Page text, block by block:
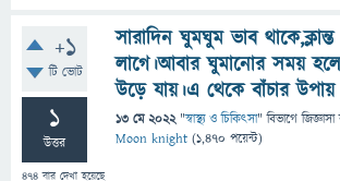
+1
টি ভোট
1
উত্তর
474 বার দেখা হয়েছে
সারাদিন ঘুমঘুম ভাব থাকে,ক্লান্ত
লাগে।আবার ঘুমানোর সময়
উড়ে যায়।এ থেকে বাঁচার
13 মে 2022 "স্বাস্থ্য ও চিকিৎসা" বিভাগে জিজ্ঞাসা
Moon knight (1,470 পয়েন্ট)